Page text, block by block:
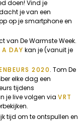
doen! Vind je
je van een
op je smartphone en
van De Warmste Week.
DAY kan je (vanuit je
2020. Tom De
elke dag een
tijdens
je live volgen viaVRT
tijd om te ontspullen en